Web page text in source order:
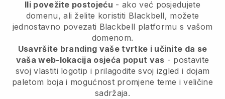
Ili povežite postojeću - ako već posjedujete
domenu, ali želite koristiti Blackbell, možete
jednostavno povezati Blackbell platformu s vašom
domenom.
Usavršite branding vaše tvrtke i učinite da se
vaša web-lokacija osjeća poput vas - postavite
svoj vlastiti logotip i prilagodite svoj izgled i dojam
paletom boja i mogućnost promjene teme i veličine
sadržaja.